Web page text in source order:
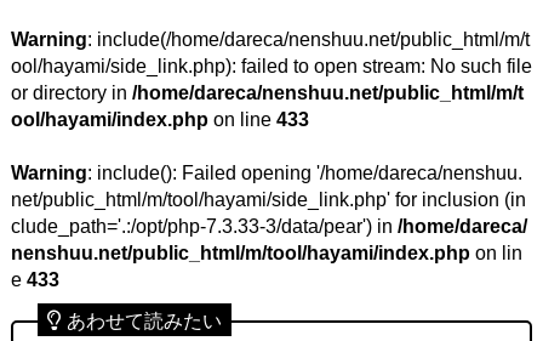
Warning: include(/home/dareca/nenshuu.net/public_html/m/t
ool/hayami/side_link.php): failed to open stream: No such file
or directory in /home/dareca/nenshuu.net/public_html/m/t
ool/hayami/index.phpon line 433
Warning: include(): Failed opening '/home/dareca/nenshuu.
net/public_html/m/tool/hayami/side_link.php' for inclusion (in
clude_path='.:/opt/php-7.3.33-3/data/pear') in /home/dareca/
nenshuu.net/public_html/m/tool/hayami/index.phpon lin
e 433
あわせて読みたい